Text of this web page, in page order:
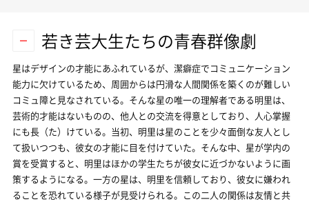
若き芸大生たちの青春群像劇
星はデザインの才能にあふれているが、潔癖症でコミュニケーション
能力に欠けているため、周囲からは円滑な人間関係を築くのが難しい
コミュ障と見なされている。そんな星の唯一の理解者である明里は、
芸術的才能はないものの、他人との交流を得意としており、人心掌握
にも長（た）けている。当初、明里は星のことを少々面倒な友人とし
て扱いつつも、彼女の才能に目を付けていた。そんな中、星が学内の
賞を受賞すると、明里はほかの学生たちが彼女に近づかないように画
策するようになる。一方の星は、明里を信頼しており、彼女に嫌われ
ることを恐れている様子が見受けられる。この二人の関係は友情と共